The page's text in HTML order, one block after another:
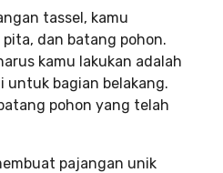
tassel, kamu
dan batang pohon.
kamu lakukan adalah
untuk bagian belakang.
pohon yang telah
pajangan unik